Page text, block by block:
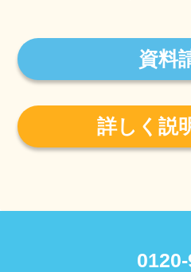
資料
詳しく説